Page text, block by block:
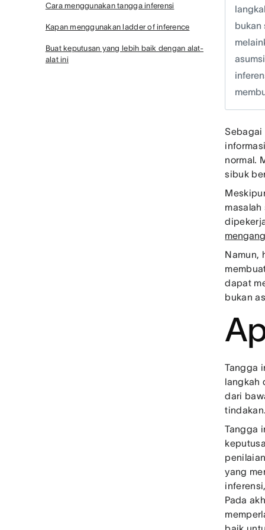
Cara menggunakan tangga inferensi
Kapan menggunakan ladder of inference
Buat keputusan yang lebih baik dengan alat-
alat ini
bukan
Sebagai
normal.
sibuk
Namun,
dapat
bukan
Tangga
langkah
dari
Tangga
yang
Pada